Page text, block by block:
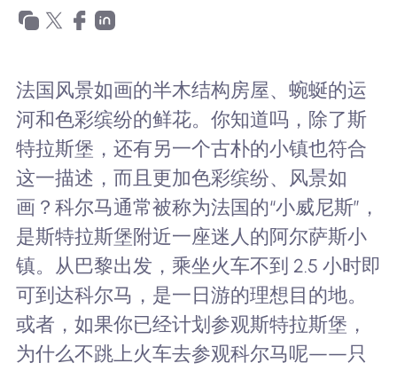
法国风景如画的半木结构房屋、蜿蜒的运
河和色彩缤纷的鲜花。你知道吗，除了斯
特拉斯堡，还有另一个古朴的小镇也符合
这一描述，而且更加色彩缤纷、风景如
画？科尔马通常被称为法国的“小威尼斯”，
是斯特拉斯堡附近一座迷人的阿尔萨斯小
镇。从巴黎出发，乘坐火车不到 2.5 小时即
可到达科尔马，是一日游的理想目的地。
或者，如果你已经计划参观斯特拉斯堡，
为什么不跳上火车去参观科尔马呢——只